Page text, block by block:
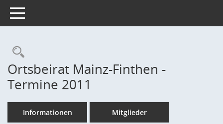
Toggle navigation
Rechercheauswahl
Ortsbeirat Mainz-Finthen -
Termine 2011
Informationen Mitglieder